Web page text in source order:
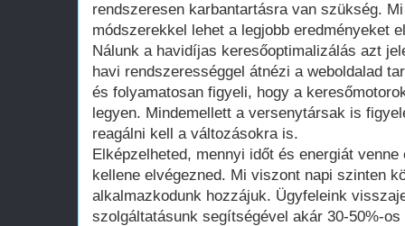
rendszeresen karbantartásra van szükség.
módszerekkel lehet a legjobb eredményeket
Nálunk a havidíjas keresőoptimalizálás azt
havi rendszerességgel átnézi a weboldalad
és folyamatosan figyeli, hogy a
legyen. Mindemellett a versenytársak is
reagálni kell a változásokra is.
Elképzelheted, mennyi időt és energiát
kellene elvégezned. Mi viszont napi szinten
alkalmazkodunk hozzájuk. Ügyfeleink
szolgáltatásunk segítségével akár 30-50%-